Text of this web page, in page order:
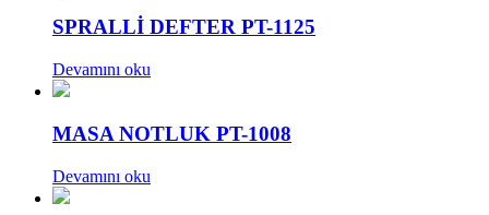
SPRALLİ DEFTER PT-1125
Devamını oku
MASA NOTLUK PT-1008
Devamını oku